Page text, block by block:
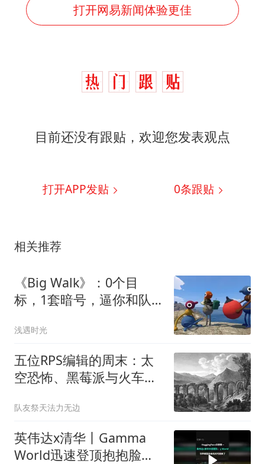
打开网易新闻体验更佳
目前还没有跟贴，欢迎您发表观点
打开APP发贴 0条跟贴
相关推荐
《Big Walk》：0个目
标，1套暗号，逼你和队
浅遇时光
五位RPS编辑的周末：太
空恐怖、黑莓派与火车厕
队友祭天法力无边
英伟达x清华丨Gamma
World迅速登顶抱抱脸日